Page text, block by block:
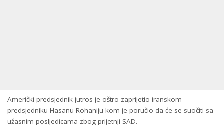
Američki predsjednik jutros je oštro zaprijetio iranskom
predsjedniku Hasanu Rohaniju kom je poručio da će se suočiti sa
užasnim posljedicama zbog prijetnji SAD.